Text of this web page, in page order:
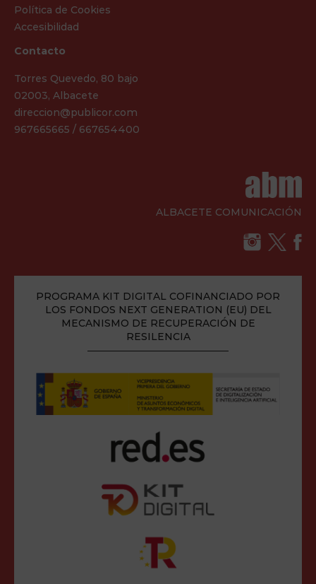
Política de Cookies
Accesibilidad
Contacto
Torres Quevedo, 80 bajo
02003, Albacete
direccion@publicor.com
967665665 / 667654400
ALBACETE COMUNICACIÓN
PROGRAMA KIT DIGITAL COFINANCIADO POR
LOS FONDOS NEXT GENERATION (EU) DEL
MECANISMO DE RECUPERACIÓN DE
RESILENCIA